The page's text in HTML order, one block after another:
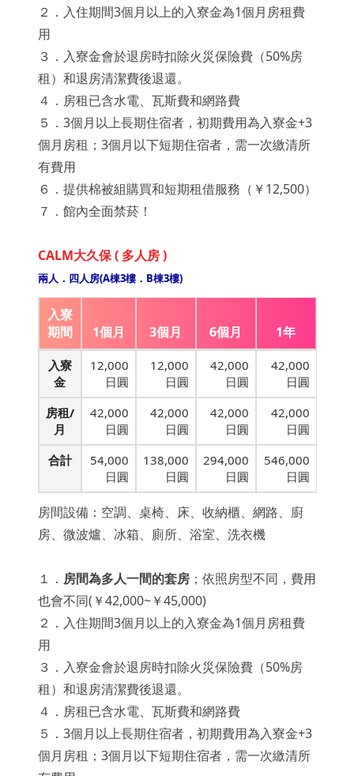
２．入住期間3個月以上的入寮金為1個月房租費
用
３．入寮金會於退房時扣除火災保險費（50%房
租）和退房清潔費後退還。
４．房租已含水電、瓦斯費和網路費
５．3個月以上長期住宿者，初期費用為入寮金+3
個月房租；3個月以下短期住宿者，需一次繳清所
有費用
６．提供棉被組購買和短期租借服務（￥12,500）
７．館內全面禁菸！
CALM大久保 ( 多人房 )
兩人．四人房(A棟3樓．B棟3樓)
入寮
期間
1個月 3個月 6個月 1年
入寮
金
12,000
日圓
12,000
日圓
42,000
日圓
42,000
日圓
房租/
月
42,000
日圓
42,000
日圓
42,000
日圓
42,000
日圓
合計
54,000
日圓
138,000
日圓
294,000
日圓
546,000
日圓
房間設備：空調、桌椅、床、收納櫃、網路、 廚
房、微波爐、冰箱、廁所、浴室、洗衣機
１． 房間為多人一間的套房；依照房型不同，費用
也會不同(￥42,000~￥45,000)
２．入住期間3個月以上的入寮金為1個月房租費
用
３．入寮金會於退房時扣除火災保險費（50%房
租）和退房清潔費後退還。
４．房租已含水電、瓦斯費和網路費
５．3個月以上長期住宿者，初期費用為入寮金+3
個月房租；3個月以下短期住宿者，需一次繳清所